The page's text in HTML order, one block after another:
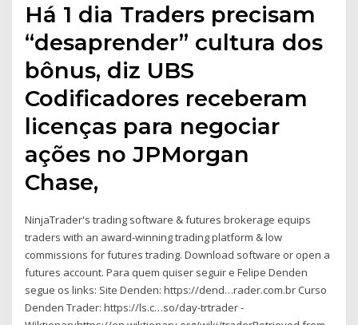
Há 1 dia Traders precisam
“desaprender” cultura dos
bônus, diz UBS
Codificadores receberam
licenças para negociar
ações no JPMorgan
Chase,
NinjaTrader's trading software & futures brokerage equips
traders with an award-winning trading platform & low
commissions for futures trading. Download software or open a
futures account. Para quem quiser seguir e Felipe Denden
segue os links: Site Denden: https://dend…rader.com.br Curso
Denden Trader: https://ls.c…so/day-trtrader -